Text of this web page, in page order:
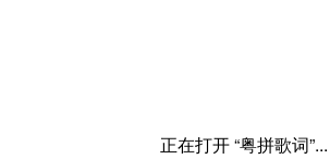
正在打开 “粤拼歌词”...